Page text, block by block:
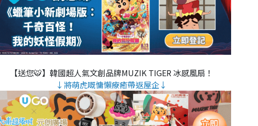
【送您🐯】韓國超人氣文創品牌MUZIK TIGER 冰感風扇！
↓將萌虎嘅慵懶療癒帶返屋企↓